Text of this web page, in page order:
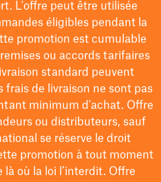
. L'offre peut être utilisée
éligibles pendant la
promotion est cumulable
ou accords tarifaires
standard peuvent
frais de livraison ne sont pas
minimum d'achat. Offre
ou distributeurs, sauf
se réserve le droit
promotion à tout moment
là où la loi l’interdit. Offre